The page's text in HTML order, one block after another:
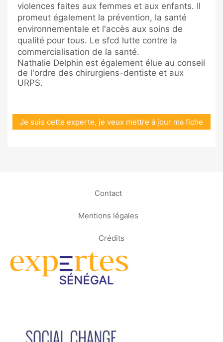
violences faites aux femmes et aux enfants. Il
promeut également la prévention, la santé
environnementale et l'accès aux soins de
qualité pour tous. Le sfcd lutte contre la
commercialisation de la santé.
Nathalie Delphin est également élue au conseil
de l'ordre des chirurgiens-dentiste et aux
URPS.
Je suis cette experte, je veux mettre à jour ma fiche
Contact
Mentions légales
Crédits